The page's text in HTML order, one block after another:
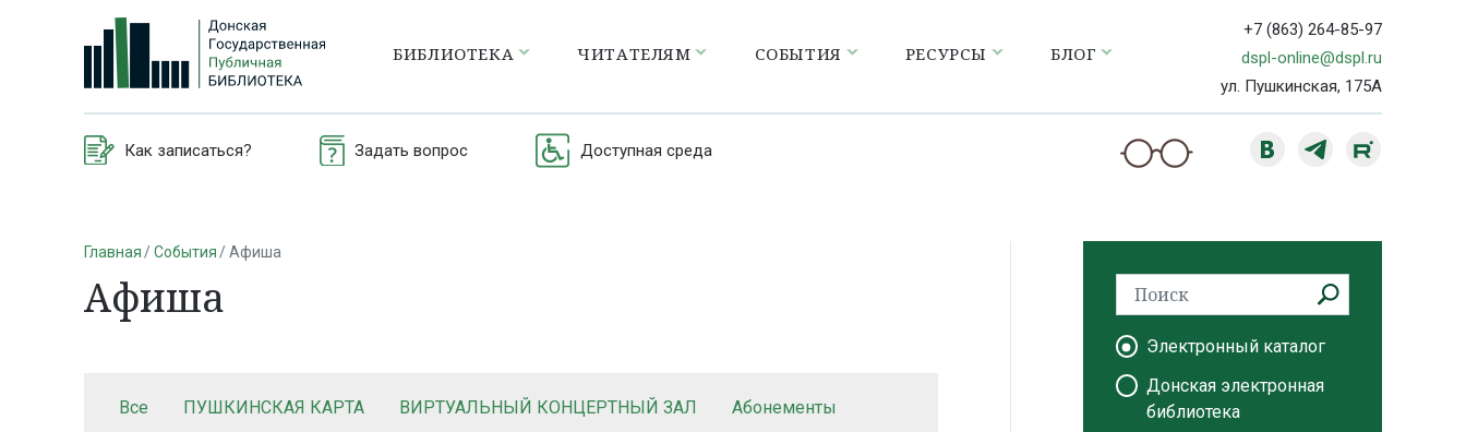
БИБЛИОТЕКА ЧИТАТЕЛЯМ СОБЫТИЯ РЕСУРСЫ БЛОГ
+7 (863) 264-85-97
dspl-online@dspl.ru
ул. Пушкинская, 175А
Как записаться? Задать вопрос Доступная среда
Главная События Афиша
Афиша
Все ПУШКИНСКАЯ КАРТА ВИРТУАЛЬНЫЙ КОНЦЕРТНЫЙ ЗАЛ
Абонементы
Электронный каталог
Донская электронная
библиотека